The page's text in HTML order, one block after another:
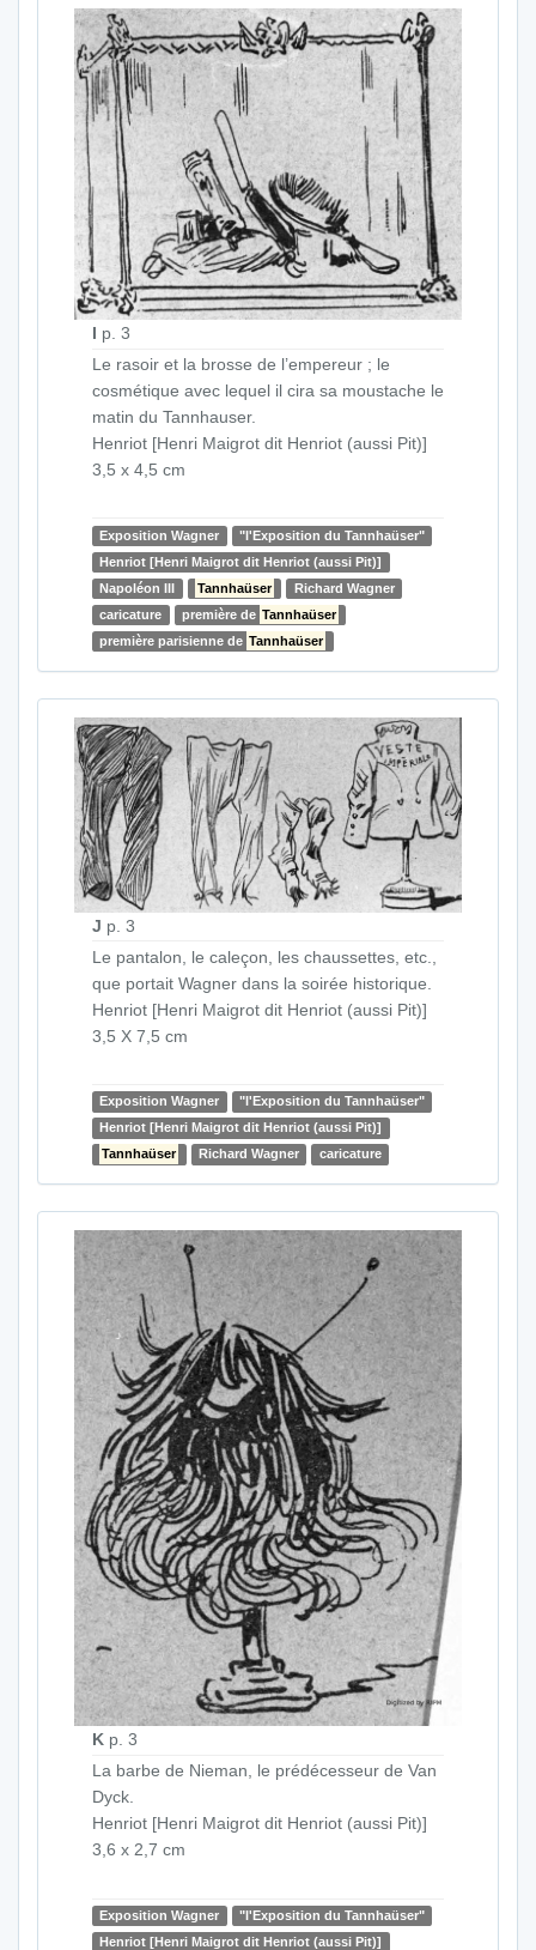
I p. 3
Le rasoir et la brosse de l’empereur ; le
cosmétique avec lequel il cira sa moustache le
matin du Tannhauser.
Henriot [Henri Maigrot dit Henriot (aussi Pit)]
3,5 x 4,5 cm
Exposition Wagner
"l'Exposition du Tannhaüser"
Henriot [Henri Maigrot dit Henriot (aussi Pit)]
Napoléon III
Tannhaüser
Richard Wagner
caricature
première de Tannhaüser
première parisienne de Tannhaüser
J p. 3
Le pantalon, le caleçon, les chaussettes, etc.,
que portait Wagner dans la soirée historique.
Henriot [Henri Maigrot dit Henriot (aussi Pit)]
3,5 X 7,5 cm
Exposition Wagner
"l'Exposition du Tannhaüser"
Henriot [Henri Maigrot dit Henriot (aussi Pit)]
Tannhaüser
Richard Wagner caricature
K p. 3
La barbe de Nieman, le prédécesseur de Van
Dyck.
Henriot [Henri Maigrot dit Henriot (aussi Pit)]
3,6 x 2,7 cm
Exposition Wagner
"l'Exposition du Tannhaüser"
Henriot [Henri Maigrot dit Henriot (aussi Pit)]